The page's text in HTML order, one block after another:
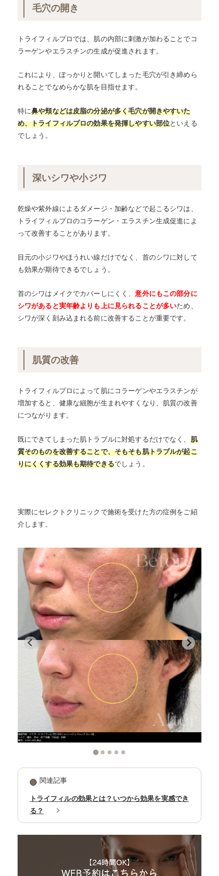
毛穴の開き
トライフィルプロでは、肌の内部に刺激が加わることでコ
ラーゲンやエラスチンの生成が促進されます。
これにより、ぽっかりと開いてしまった毛穴が引き締めら
れることでなめらかな肌を目指せます。
特に鼻や頬などは皮脂の分泌が多く毛穴が開きやすいた
め、トライフィルプロの効果を発揮しやすい部位といえる
でしょう。
深いシワや小ジワ
乾燥や紫外線によるダメージ・加齢などで起こるシワは、
トライフィルプロのコラーゲン・エラスチン生成促進によ
って改善することがあります。
目元の小ジワやほうれい線だけでなく、首のシワに対して
も効果が期待できるでしょう。
首のシワはメイクでカバーしにくく、意外にもこの部分に
シワがあると実年齢よりも上に見られることが多いため、
シワが深く刻み込まれる前に改善することが重要です。
肌質の改善
トライフィルプロによって肌にコラーゲンやエラスチンが
増加すると、健康な細胞が生まれやすくなり、肌質の改善
につながります。
既にできてしまった肌トラブルに対処するだけでなく、 肌
質そのものを改善することで、そもそも肌トラブルが起こ
りにくくする効果も期待できるでしょう。
実際にセレクトクリニックで施術を受けた方の症例をご紹
介します。
関連記事
トライフィルの効果とは？いつから効果を実感でき
る？